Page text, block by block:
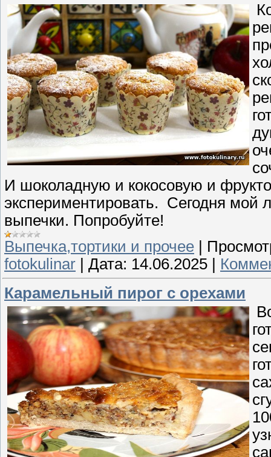
И шоколадную и кокосовую и
экспериментировать. Сегодня
выпечки. Попробуйте!
Выпечка,тортики и прочее
fotokulinar
Дата: 14.06.2025
Карамельный пирог с орехами